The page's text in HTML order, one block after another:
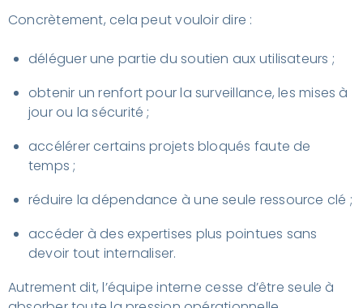
Concrètement, cela peut vouloir dire :
déléguer une partie du soutien aux utilisateurs ;
obtenir un renfort pour la surveillance, les mises à
jour ou la sécurité ;
accélérer certains projets bloqués faute de
temps ;
réduire la dépendance à une seule ressource clé ;
accéder à des expertises plus pointues sans
devoir tout internaliser.
Autrement dit, l’équipe interne cesse d’être seule à